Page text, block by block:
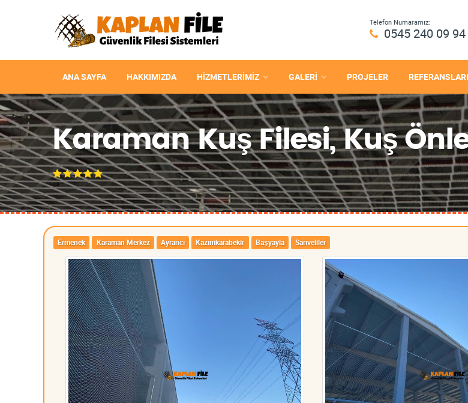
Telefon Numaramız:
0545 240 09 94
ANA SAYFA HAKKIMIZDA HIZMETLERIMIZ GALERİ PROJELER
Karaman Kuş Filesi, Kuş
Ermenek Karaman Merkez Ayrancı Kazımkarabekir Başyayla Sarıveliler